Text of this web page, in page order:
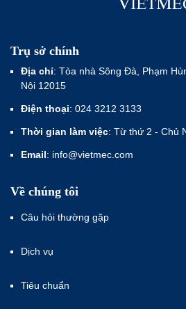
Trụ sở chính
Địa chỉ: Tòa nhà Sông Đà, Phạm
Nội 12015
Điện thoại: 024 3212 3133
Thời gian làm việc: Từ thứ 2 - Chủ
Email: info@vietmec.com
Về chúng tôi
Câu hỏi thường gặp
Dịch vụ
Tiêu chuẩn